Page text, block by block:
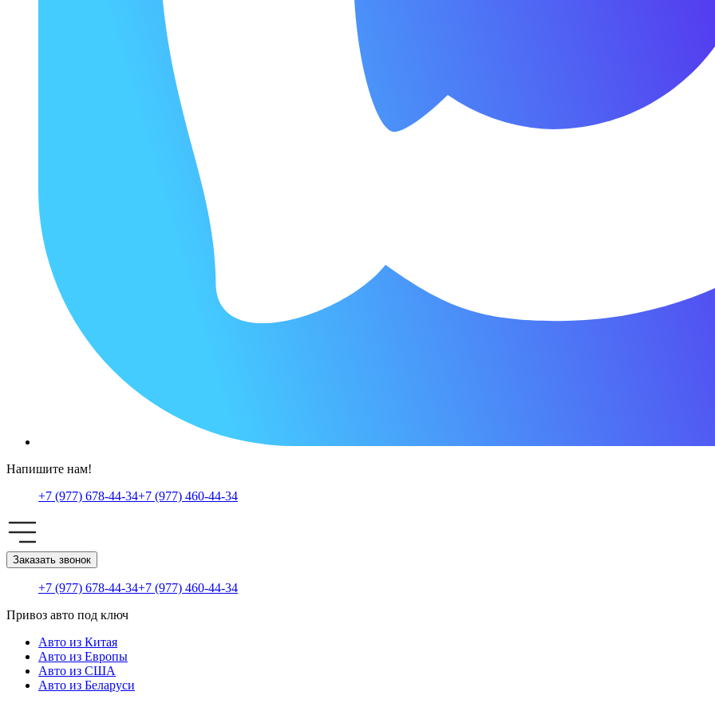
Напишите нам!
+7 (977) 678-44-34+7 (977) 460-44-34
Заказать звонок
+7 (977) 678-44-34+7 (977) 460-44-34
Привоз авто под ключ
Авто из Китая
Авто из Европы
Авто из США
Авто из Беларуси